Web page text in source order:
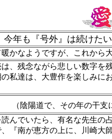
今年も『号外』は続けた
なようですが、これから大
残念ながら悲しい数字を残
私達は、大豊作を楽しみに
陰陽道で、その年の干支に
でいたら、有名な先生の占
『南が恵方の上に、川崎大